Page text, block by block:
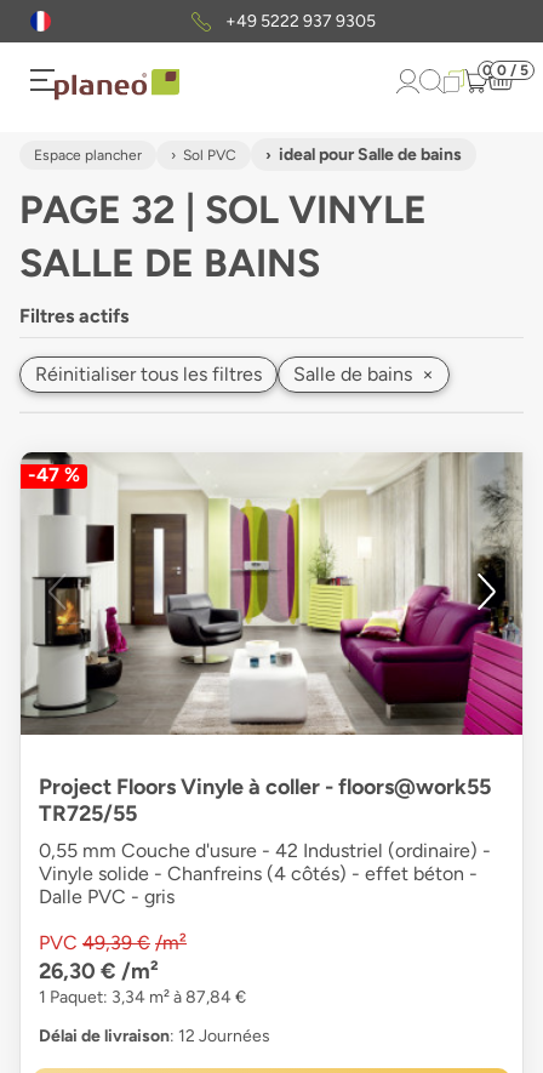
Envoi gratuit d'échantillons
0 0 / 5
Espace plancher Sol PVC ideal pour Salle de bains
PAGE 32 | SOL VINYLE
SALLE DE BAINS
Filtres actifs
Réinitialiser tous les filtres Salle de bains ×
-47 %
Project Floors Vinyle à coller - floors@work55
TR725/55
0,55 mm Couche d'usure - 42 Industriel (ordinaire) -
Vinyle solide - Chanfreins (4 côtés) - effet béton -
Dalle PVC - gris
PVC 49,39 € /m²
26,30 € /m²
1 Paquet: 3,34 m² à 87,84 €
Délai de livraison: 12 Journées